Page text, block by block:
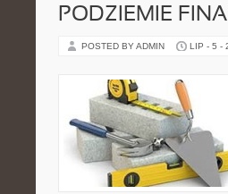
PODZIEMIE
POSTED BY ADMIN LIP - 5 -